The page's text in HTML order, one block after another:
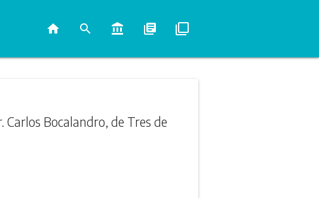
home search account_balance library_books filter_none
Bocalandro, de Tres de